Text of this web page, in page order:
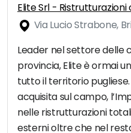
Elite Srl - Ristrutturazioni
Via Lucio Strabone,
Leader nel settore delle
provincia, Elite è ormai
tutto il territorio
acquisita sul campo,
nelle ristrutturazioni
esterni oltre che nel